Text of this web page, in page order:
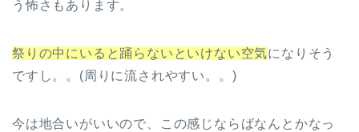
う怖さもあります。
祭りの中にいると踊らないといけない空気になりそう
ですし。。(周りに流されやすい。。)
今は地合いがいいので、この感じならばなんとかなっ